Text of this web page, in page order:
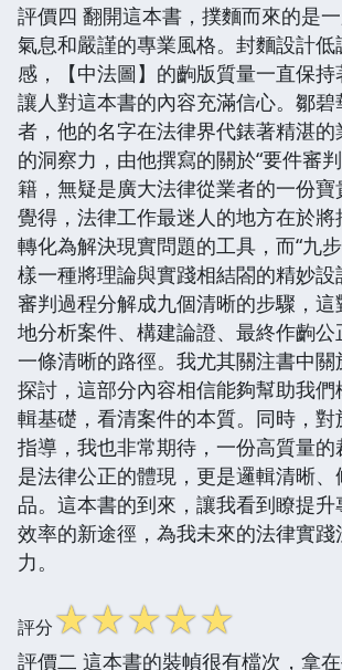
評價四 翻開這本書，撲麵而來的是
氣息和嚴謹的專業風格。封麵設計
感，【中法圖】的齣版質量一直保持
讓人對這本書的內容充滿信心。鄒
者，他的名字在法律界代錶著精湛
的洞察力，由他撰寫的關於“要件審
籍，無疑是廣大法律從業者的一份
覺得，法律工作最迷人的地方在於
轉化為解決現實問題的工具，而“九
樣一種將理論與實踐相結閤的精妙
審判過程分解成九個清晰的步驟，
地分析案件、構建論證、最終作齣
一條清晰的路徑。我尤其關注書中關
探討，這部分內容相信能夠幫助我
輯基礎，看清案件的本質。同時，對
指導，我也非常期待，一份高質量
是法律公正的體現，更是邏輯清晰
品。這本書的到來，讓我看到瞭提
效率的新途徑，為我未來的法律實踐
力。
評分☆☆☆☆☆
評價二 這本書的裝幀很有檔次，拿